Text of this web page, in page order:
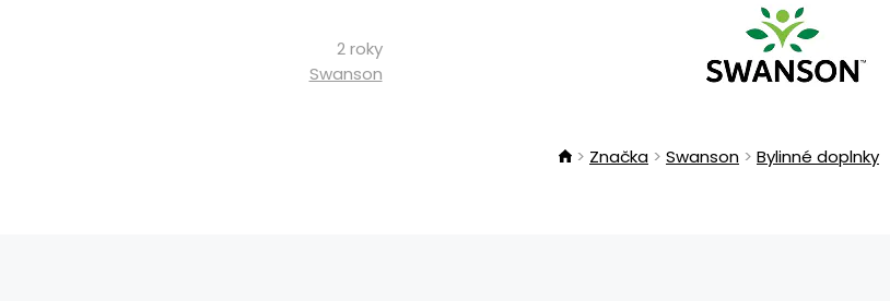
2 roky
Swanson
Značka Swanson Bylinné doplnky